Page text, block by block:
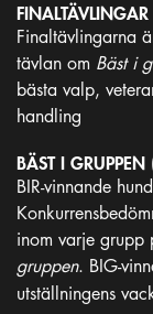
Finaltävlingarna
tävlan om Bäst i
bästa valp,
handling
BÄST I
BIR-vinnande
inom varje grupp
gruppen. BIG-
utställningens